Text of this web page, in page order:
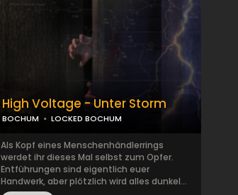
High Voltage - Unter Storm
BOCHUM LOCKED BOCHUM
Als Kopf eines Menschenhändlerrings
werdet ihr dieses Mal selbst zum Opfer.
Entführungen sind eigentlich euer
Handwerk, aber plötzlich wird alles dunkel...